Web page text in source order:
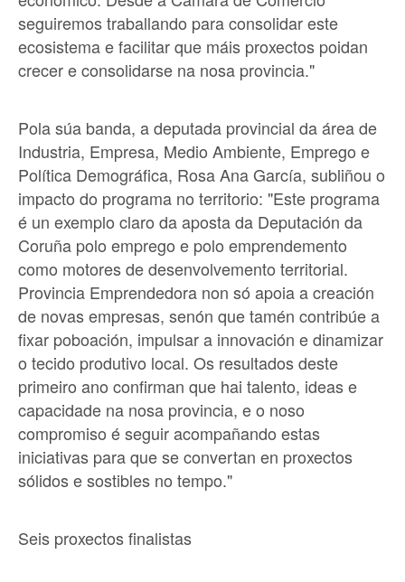
seguiremos traballando para consolidar este
ecosistema e facilitar que máis proxectos poidan
crecer e consolidarse na nosa provincia."
Pola súa banda, a deputada provincial da área de
Industria, Empresa, Medio Ambiente, Emprego e
Política Demográfica, Rosa Ana García, subliñou o
impacto do programa no territorio: "Este programa
é un exemplo claro da aposta da Deputación da
Coruña polo emprego e polo emprendemento
como motores de desenvolvemento territorial.
Provincia Emprendedora non só apoia a creación
de novas empresas, senón que tamén contribúe a
fixar poboación, impulsar a innovación e dinamizar
o tecido produtivo local. Os resultados deste
primeiro ano confirman que hai talento, ideas e
capacidade na nosa provincia, e o noso
compromiso é seguir acompañando estas
iniciativas para que se convertan en proxectos
sólidos e sostibles no tempo."
Seis proxectos finalistas